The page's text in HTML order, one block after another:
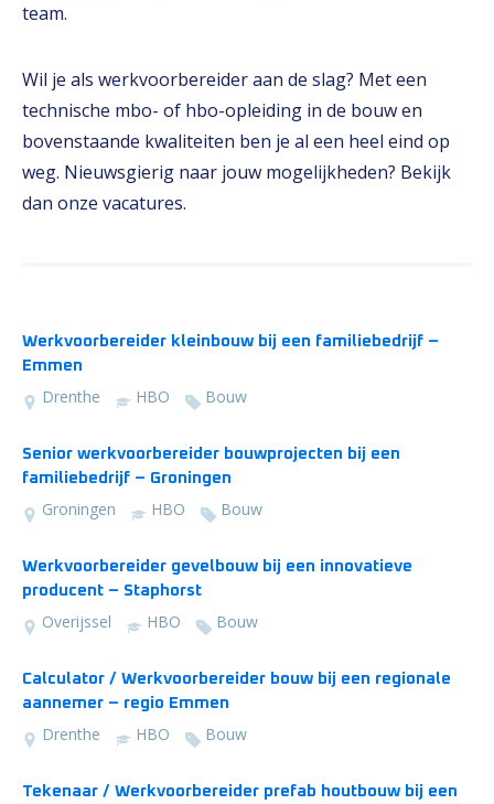
team.
Wil je als werkvoorbereider aan de slag? Met een
technische mbo- of hbo-opleiding in de bouw en
bovenstaande kwaliteiten ben je al een heel eind op
weg. Nieuwsgierig naar jouw mogelijkheden? Bekijk
dan onze vacatures.
Werkvoorbereider kleinbouw bij een familiebedrijf –
Emmen
Drenthe HBO Bouw
Senior werkvoorbereider bouwprojecten bij een
familiebedrijf – Groningen
Groningen HBO Bouw
Werkvoorbereider gevelbouw bij een innovatieve
producent – Staphorst
Overijssel HBO Bouw
Calculator / Werkvoorbereider bouw bij een regionale
aannemer – regio Emmen
Drenthe HBO Bouw
Tekenaar / Werkvoorbereider prefab houtbouw bij een